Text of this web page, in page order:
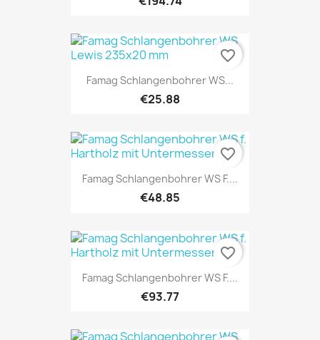
Famag Schlangenbohrer WS...
€25.88
favorite_border
Famag Schlangenbohrer WS F....
€48.85
favorite_border
Famag Schlangenbohrer WS F....
€93.77
favorite_border